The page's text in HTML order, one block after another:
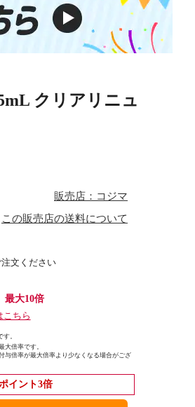
クリアリニュ
販売店：コジマ
この販売店の送料について
注文ください
最大10倍
こちら
。
大倍率です。
与倍率が最大倍率より少なくなる場合がござ
イント3倍